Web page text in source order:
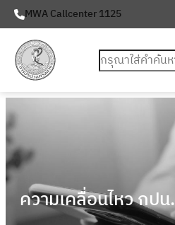
MWA Callcenter 1125
ค้นหา
ความเคลื่อนไหว กปน.